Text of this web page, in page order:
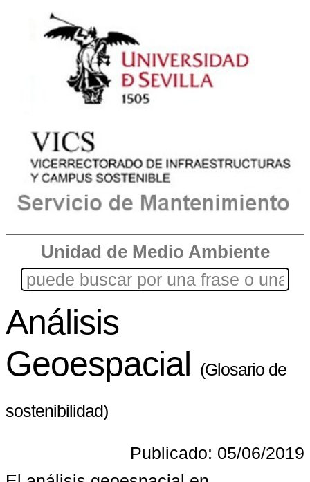
Unidad de Medio Ambiente
Análisis
Geoespacial (Glosario de
sostenibilidad)
Publicado: 05/06/2019